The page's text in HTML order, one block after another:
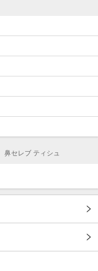
鼻セレブ ティシュ